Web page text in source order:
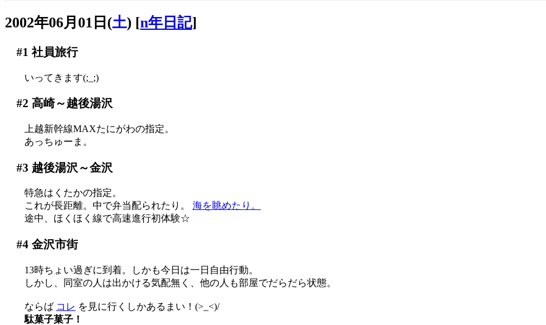
2002年06月01日(土) [n年日記]
#1 社員旅行
いってきます(;_;)
#2 高崎～越後湯沢
上越新幹線MAXたにがわの指定。
あっちゅーま。
#3 越後湯沢～金沢
特急はくたかの指定。
これが長距離。中で弁当配られたり。 海を眺めたり。
途中、ほくほく線で高速進行初体験☆
#4金沢市街
13時ちょい過ぎに到着。しかも今日は一日自由行動。
しかし、同室の人は出かける気配無く、他の人も部屋でだらだら状態。
ならば コレ を見に行くしかあるまい！(>_<)/
駄菓子菓子！